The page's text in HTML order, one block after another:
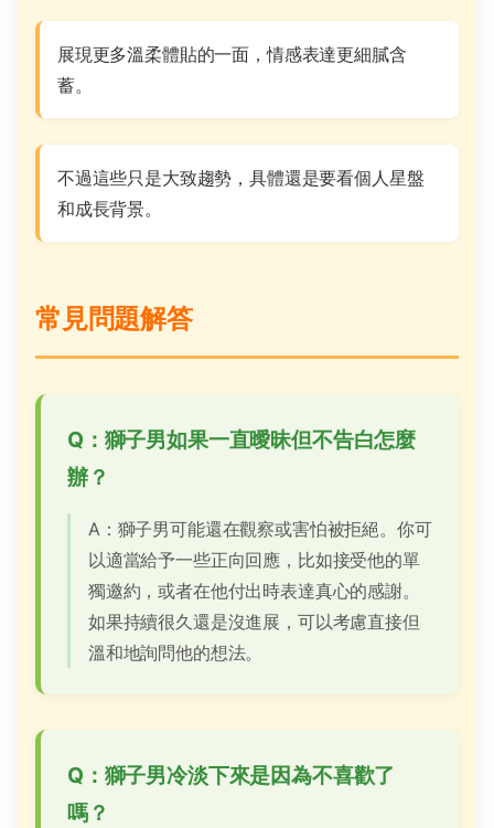
展現更多溫柔體貼的一面，情感表達更細膩含
蓄。
不過這些只是大致趨勢，具體還是要看個人星盤
和成長背景。
常見問題解答
Q：獅子男如果一直曖昧但不告白怎麼
辦？
A：獅子男可能還在觀察或害怕被拒絕。你可
以適當給予一些正向回應，比如接受他的單
獨邀約，或者在他付出時表達真心的感謝。
如果持續很久還是沒進展，可以考慮直接但
溫和地詢問他的想法。
Q：獅子男冷淡下來是因為不喜歡了
嗎？